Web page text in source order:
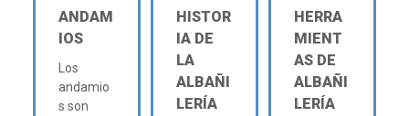
ANDAM
IOS
Los
andamio
s son
HISTOR
IA DE
LA
ALBAÑI
LERÍA
HERRA
MIENT
AS DE
ALBAÑI
LERÍA